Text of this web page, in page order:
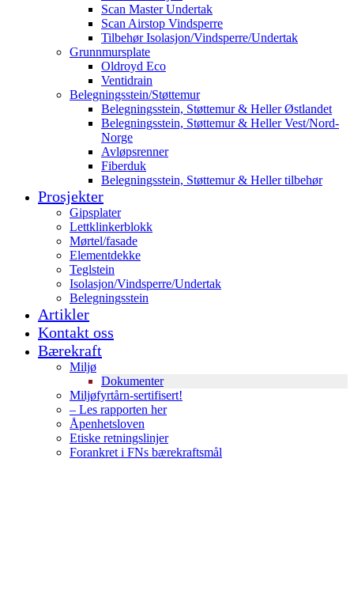
Scan Master Undertak
Scan Airstop Vindsperre
Tilbehør Isolasjon/Vindsperre/Undertak
Grunnmursplate
Oldroyd Eco
Ventidrain
Belegningsstein/Støttemur
Belegningsstein, Støttemur & Heller Østlandet
Belegningsstein, Støttemur & Heller Vest/Nord-
Norge
Avløpsrenner
Fiberduk
Belegningsstein, Støttemur & Heller tilbehør
Prosjekter
Gipsplater
Lettklinkerblokk
Mørtel/fasade
Elementdekke
Teglstein
Isolasjon/Vindsperre/Undertak
Belegningsstein
Artikler
Kontakt oss
Bærekraft
Miljø
Dokumenter
Miljøfyrtårn-sertifisert!
– Les rapporten her
Åpenhetsloven
Etiske retningslinjer
Forankret i FNs bærekraftsmål